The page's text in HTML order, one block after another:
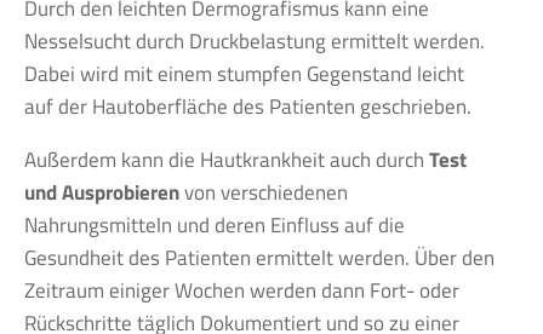
Durch den leichten Dermografismus kann eine
Nesselsucht durch Druckbelastung ermittelt werden.
Dabei wird mit einem stumpfen Gegenstand leicht
auf der Hautoberfläche des Patienten geschrieben.
Außerdem kann die Hautkrankheit auch durchTest
und Ausprobierenvon verschiedenen
Nahrungsmitteln und deren Einfluss auf die
Gesundheit des Patienten ermittelt werden. Über den
Zeitraum einiger Wochen werden dann Fort- oder
Rückschritte täglich Dokumentiert und so zu einer